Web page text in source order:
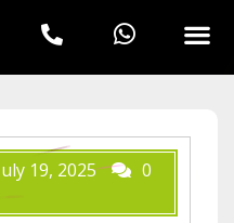
19, 2025
0